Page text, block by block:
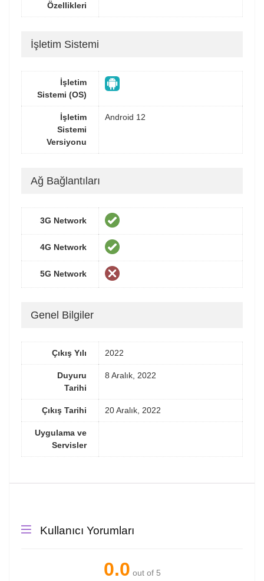
Özellikleri
İşletim Sistemi
İşletim
Sistemi (OS)
İşletim
Sistemi
Versiyonu
Android 12
Ağ Bağlantıları
3G Network
4G Network
5G Network
Genel Bilgiler
Çıkış Yılı 2022
Duyuru
Tarihi
8 Aralık, 2022
Çıkış Tarihi 20 Aralık, 2022
Uygulama ve
Servisler
Kullanıcı Yorumları
0.0 out of 5